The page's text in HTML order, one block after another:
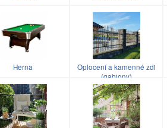
Herna
Oplocení a kamenné zdi
(gabiony)